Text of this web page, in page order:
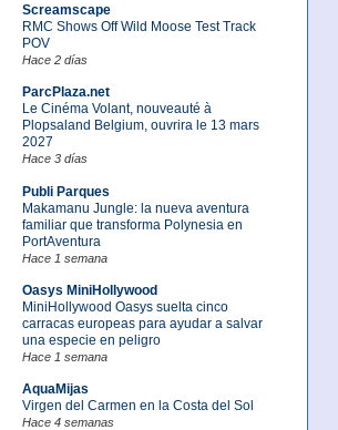
Screamscape
RMC Shows Off Wild Moose Test Track
POV
Hace 2 días
ParcPlaza.net
Le Cinéma Volant, nouveauté à
Plopsaland Belgium, ouvrira le 13 mars
2027
Hace 3 días
Publi Parques
Makamanu Jungle: la nueva aventura
familiar que transforma Polynesia en
PortAventura
Hace 1 semana
Oasys MiniHollywood
MiniHollywood Oasys suelta cinco
carracas europeas para ayudar a salvar
una especie en peligro
Hace 1 semana
AquaMijas
Virgen del Carmen en la Costa del Sol
Hace 4 semanas